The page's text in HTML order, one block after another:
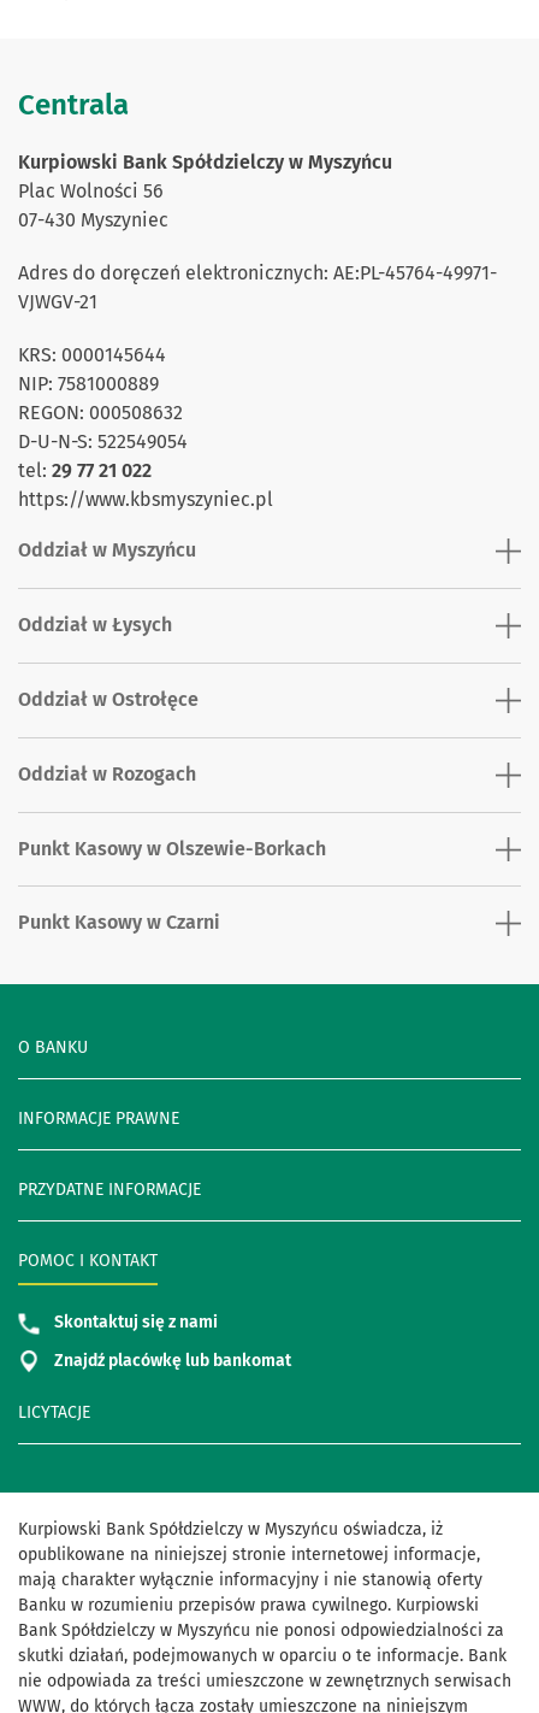
Centrala
Kurpiowski Bank Spółdzielczy w Myszyńcu
Plac Wolności 56
07-430 Myszyniec
Adres do doręczeń elektronicznych: AE:PL-45764-49971-
VJWGV-21
KRS: 0000145644
NIP: 7581000889
REGON: 000508632
D-U-N-S: 522549054
tel: 29 77 21 022
https://www.kbsmyszyniec.pl
Oddział w Myszyńcu
Oddział w Łysych
Oddział w Ostrołęce
Oddział w Rozogach
Punkt Kasowy w Olszewie-Borkach
Punkt Kasowy w Czarni
O BANKU
INFORMACJE PRAWNE
PRZYDATNE INFORMACJE
POMOC I KONTAKT
Skontaktuj się z nami
Znajdź placówkę lub bankomat
LICYTACJE
Kurpiowski Bank Spółdzielczy w Myszyńcu oświadcza, iż
opublikowane na niniejszej stronie internetowej informacje,
mają charakter wyłącznie informacyjny i nie stanowią oferty
Banku w rozumieniu przepisów prawa cywilnego. Kurpiowski
Bank Spółdzielczy w Myszyńcu nie ponosi odpowiedzialności za
skutki działań, podejmowanych w oparciu o te informacje. Bank
nie odpowiada za treści umieszczone w zewnętrznych serwisach
WWW, do których łącza zostały umieszczone na niniejszym